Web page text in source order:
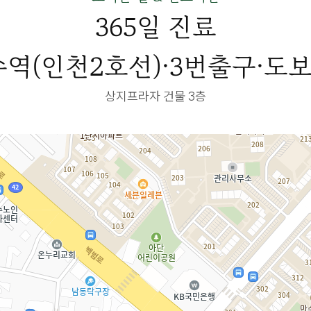
365일 진료
역(인천2호선)·3번출구·도
상지프라자 건물 3층